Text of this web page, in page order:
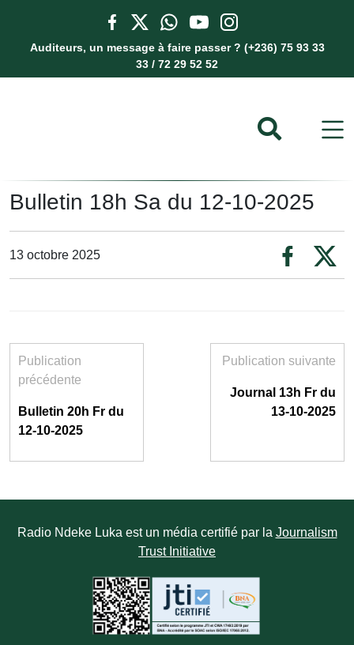
Auditeurs, un message à faire passer ? (+236) 75 93 33
33 / 72 29 52 52
Bulletin 18h Sa du 12-10-2025
13 octobre 2025
Publication
précédente
Bulletin 20h Fr du
12-10-2025
Publication suivante
Journal 13h Fr du
13-10-2025
Radio Ndeke Luka est un média certifié par la Journalism
Trust Initiative